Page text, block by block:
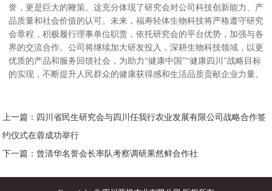
誉，更是巨大的鞭策。这充分体现了研究会对公司科技创新能力、产
品质量和社会价值的认可。未来，福寿轻体生物科技将严格遵守研究
会章程，积极履行理事单位职责，依托研究会的平台优势，加强与各
界的交流合作。公司将继续加大研发投入，深耕生物科技领域，以更
优质的产品和服务回馈社会，为助力“健康中国”“健康四川”战略目标
的实现，不断提升人民群众的健康获得感和生活品质贡献企业力量。
上一篇：四川省民生研究会与四川任我行农业发展有限公司战略合作签
约仪式在蓉成功举行
下一篇：曾清华名誉会长率队考察调研果然鲜合作社